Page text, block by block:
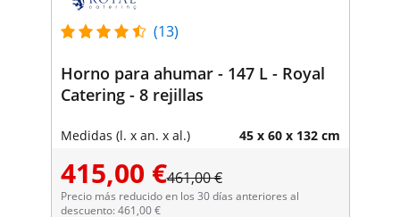
(13)
Horno para ahumar - 147 L - Royal
Catering - 8 rejillas
Medidas (l. x an. x al.) 45 x 60 x 132 cm
415,00 €461,00 €
Precio más reducido en los 30 días anteriores al
descuento: 461,00 €